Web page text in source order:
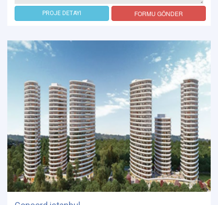
PROJE DETAYI FORMU GÖNDER